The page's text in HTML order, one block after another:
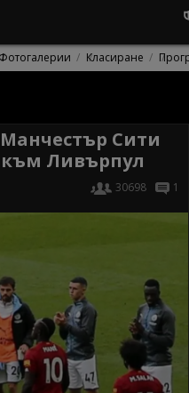
Фотогалерии Класиране
Сити
към Ливърпул
30698 1